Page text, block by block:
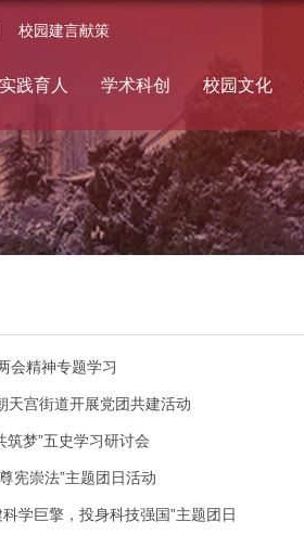
校园建言献策
校园文化
学术科创
实践育人
会精神专题学习
天宫街道开展党团共建活动
筑梦”五史学习研讨会
宪崇法”主题团日活动
学巨擎，投身科技强国”主题团日